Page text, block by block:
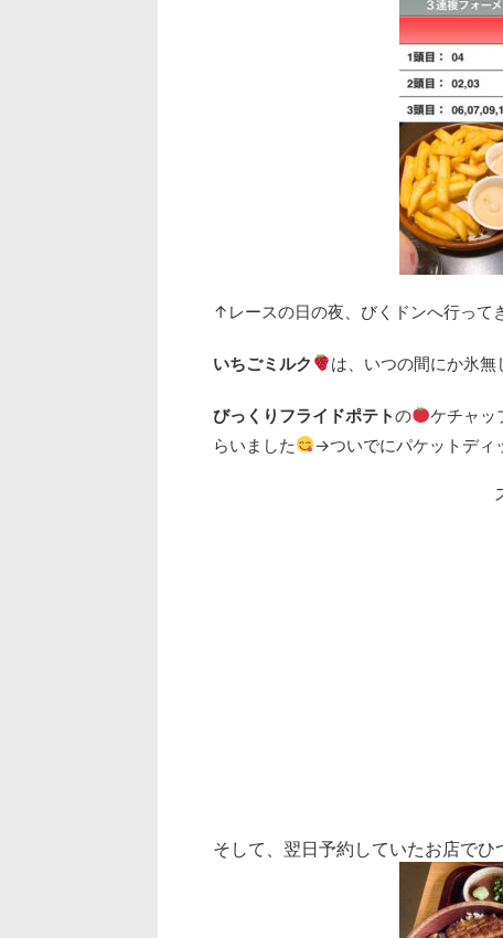
↑レースの日の夜、びくドンへ行って
いちごミルク は、いつの間にか氷無
びっくりフライドポテトの
ケチャッ
らいました
→ついでにパケットディ
そして、翌日予約していたお店でひ